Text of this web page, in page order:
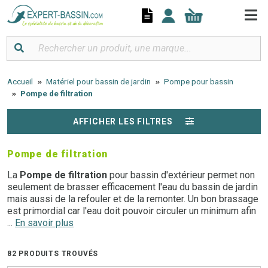
Accueil Matériel pour bassin de jardin
Pompe pour bassin
Pompe de filtration
AFFICHER LES FILTRES
Pompe de filtration
La Pompe de filtration pour bassin d'extérieur permet non
seulement de brasser efficacement l'eau du bassin de jardin
mais aussi de la refouler et de la remonter. Un bon brassage
est primordial car l'eau doit pouvoir circuler un minimum afin
de s'oxygéner.
Expert Bassin vous propose une large sélection de
de filtration pour bassin de jardin au meilleur rapport qualité
... En savoir plus
82 PRODUITS TROUVÉS
Panneau de gestion des cookies